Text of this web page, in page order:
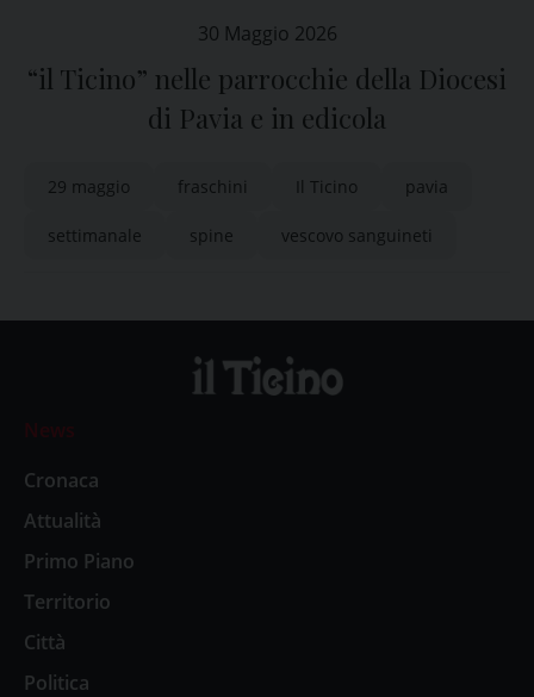
30 Maggio 2026
“il Ticino” nelle parrocchie della Diocesi
di Pavia e in edicola
29 maggio fraschini Il Ticino pavia
settimanale spine vescovo sanguineti
News
Cronaca
Attualità
Primo Piano
Territorio
Città
Politica